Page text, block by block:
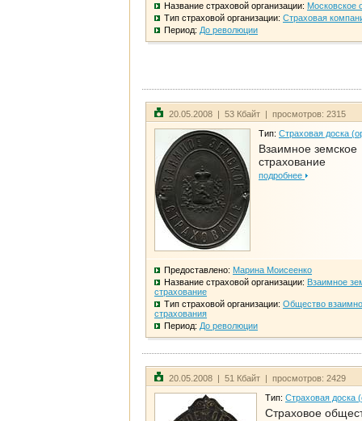
Название страховой организации: Московское
Тип страховой организации: Страховая
Период: До революции
20.05.2008 | 53 Кбайт | просмотров: 2315
Тип: Страховая доска
Взаимное земское
страхование
подробнее
Предоставлено: Марина Моисеенко
Название страховой организации: Взаимное
страхование
Тип страховой организации: Общество
страхования
Период: До революции
20.05.2008 | 51 Кбайт | просмотров: 2429
Тип: Страховая доска
Страховое